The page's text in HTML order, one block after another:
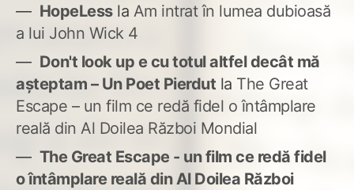
HopeLessla Am intrat în lumea dubioasă
a lui John Wick 4
Don't look up e cu totul altfel decât mă
așteptam – Un Poet Pierdut la The Great
Escape – un film ce redă fidel o întâmplare
reală din Al Doilea Război Mondial
The Great Escape - un film ce redă fidel
o întâmplare reală din Al Doilea Război